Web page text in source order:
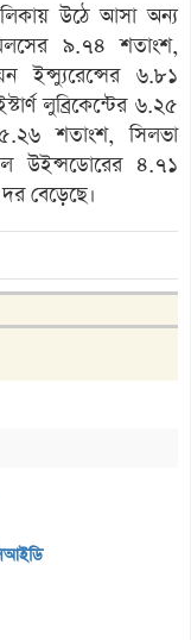
উঠে আসা অন্য
৯.৭৪ শতাংশ,
ইন্স্যুরেন্সের ৬.৮১
লুব্রিকেন্টের ৬.২৫
৫.২৬ শতাংশ, সিলভা
উইন্সডোরের ৪.৭১
বেড়েছে।